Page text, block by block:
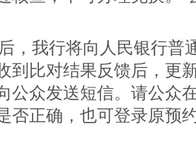
，我行将向人民银行普
到比对结果反馈后，更
公众发送短信。请公众
否正确，也可登录原预